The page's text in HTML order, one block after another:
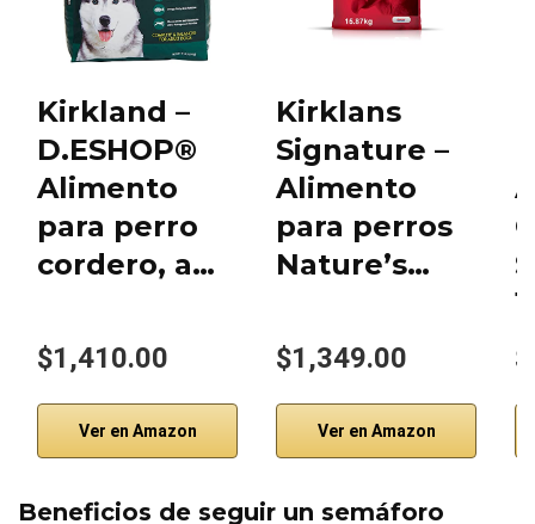
Kirkland –
D.ESHOP®
Alimento
para perro
cordero, a…
$1,410.00
Ver en Amazon
Kirklans
Signature –
Alimento
para perros
Nature’s…
$1,349.00
Ver en Amazon
Beneficios de seguir un semáforo